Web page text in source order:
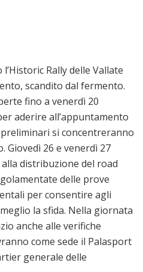
Rally delle Vallate
scandito dal fermento.
fino a venerdì 20
aderire all’appuntamento
si concentreranno
Giovedì 26 e venerdì 27
distribuzione del road
delle prove
per consentire agli
la sfida. Nella giornata
anche alle verifiche
come sede il Palasport
generale delle